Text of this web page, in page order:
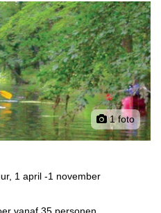
1 foto
1 april -1 november
vanaf 35 personen